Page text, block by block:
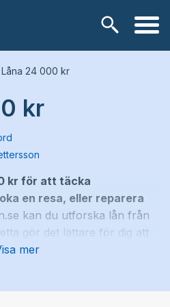
Låna 24 000 kr
kr
kr för att täcka
en resa, eller reparera
kan du utforska lån från
gör det lättare för dig att
specifika behov och din
se och jämföra olika
mer